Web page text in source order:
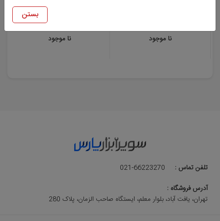
نا موجود نا موجود
تلفن تماس :
021-66223270
آدرس فروشگاه :
تهران، یافت آباد، بلوار معلم، ایستگاه صاحب الزمان، پلاک 280
بستن